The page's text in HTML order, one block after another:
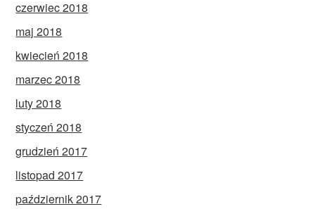
czerwiec 2018
maj 2018
kwiecień 2018
marzec 2018
luty 2018
styczeń 2018
grudzień 2017
listopad 2017
październik 2017